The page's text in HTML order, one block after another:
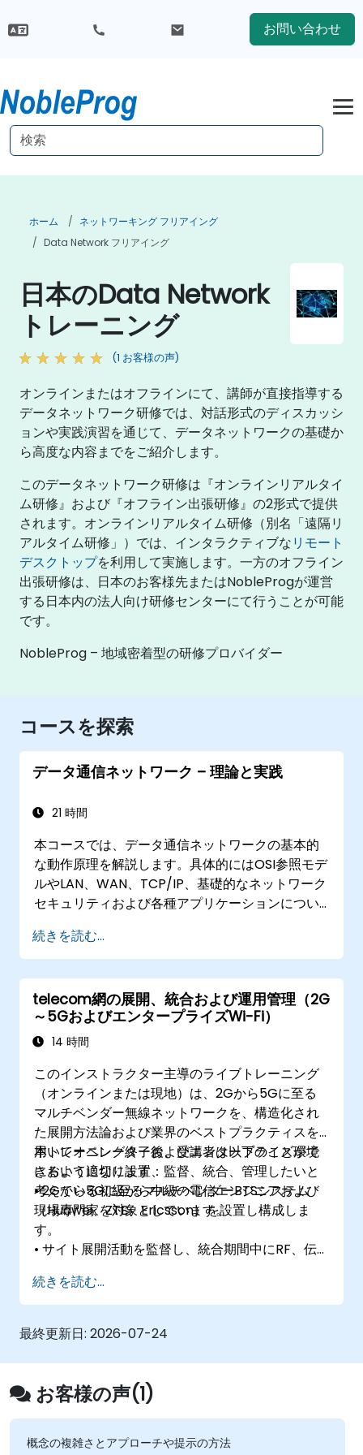
お問い合わせ
ホーム
ネットワーキング フリアイング
Data Network フリアイング
日本のData Network
トレーニング
(1 お客様の声)
オンラインまたはオフラインにて、講師が直接指導する
データネットワーク研修では、対話形式のディスカッシ
ョンや実践演習を通じて、データネットワークの基礎か
ら高度な内容までをご紹介します。
このデータネットワーク研修は『オンラインリアルタイ
ム研修』および『オフライン出張研修』の2形式で提供
されます。オンラインリアルタイム研修（別名「遠隔リ
アルタイム研修」）では、インタラクティブなリモート
デスクトップを利用して実施します。一方のオフライン
出張研修は、日本のお客様先またはNobleProgが運営
する日本内の法人向け研修センターにて行うことが可能
です。
NobleProg – 地域密着型の研修プロバイダー
コースを探索
データ通信ネットワーク – 理論と実践
21 時間
本コースでは、データ通信ネットワークの基本的
な動作原理を解説します。具体的にはOSI参照モデ
ルやLAN、WAN、TCP/IP、基礎的なネットワーク
セキュリティおよび各種アプリケーションについ
ークの構造やハードウェア構成、ソフトウェア設
定などに関する総合的な知識を得ることができま
す。
続きを読む...
telecom網の展開、統合および運用管理（2G
～5GおよびエンタープライズWi-Fi）
14 時間
このインストラクター主導のライブトレーニング
（オンラインまたは現地）は、2Gから5Gに至る
マルチベンダー無線ネットワークを、構造化され
た展開方法論および業界のベストプラクティスを
用いてオペレーターおよびエンタープライズ環境
において適切に設置、監督、統合、管理したいと
考えている初級から中級の電信エンジニアおよび
現場専門家を対象としています。
本トレーニング終了後、受講者は以下のことがで
きるようになります：
• 2Gから5Gに至るマルチベンダーBTSシステム
（Huawei、ZTE、Ericsson）を設置し構成しま
す。
• サイト展開活動を監督し、統合期間中にRF、伝
チームと調整します。
• 電信サイトをATP（Acceptance Test
Procedure：納品検査手順）に備えて準備し、オ
• 無線KPIを監視し、商用および技術的なレポート
構造内でのクラスターベースおよび地域ベースの
ネットワーク運用を管理します。
続きを読む...
最終更新日: 2026-07-24
お客様の声(1)
概念の複雑さとアプローチや提示の方法